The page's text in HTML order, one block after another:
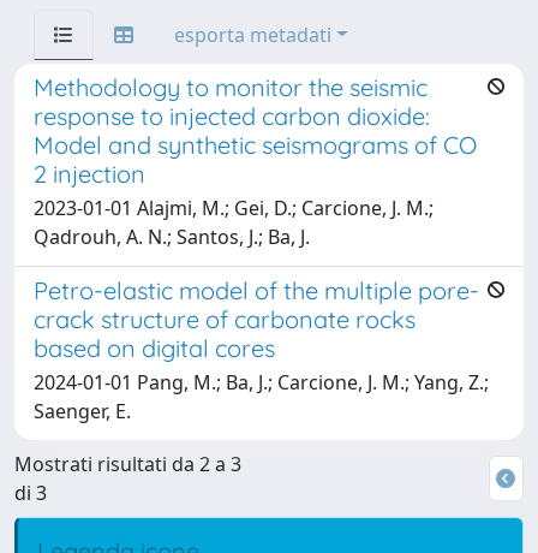
esporta metadati
Methodology to monitor the seismic
response to injected carbon dioxide:
Model and synthetic seismograms of CO
2 injection
2023-01-01 Alajmi, M.; Gei, D.; Carcione, J. M.;
Qadrouh, A. N.; Santos, J.; Ba, J.
Petro-elastic model of the multiple pore-
crack structure of carbonate rocks
based on digital cores
2024-01-01 Pang, M.; Ba, J.; Carcione, J. M.; Yang, Z.;
Saenger, E.
Mostrati risultati da 2 a 3
di 3